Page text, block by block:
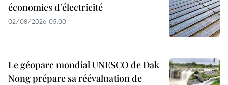
économies d’électricité
02/08/2026 05:00
Le géoparc mondial UNESCO de Dak
Nong prépare sa réévaluation de